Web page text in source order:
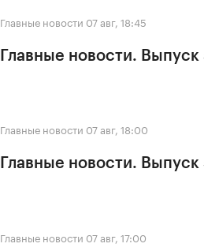
Главные новости 07 авг, 18:45
Главные новости.
Главные новости 07 авг, 18:00
Главные новости.
Главные новости 07 авг, 17:00